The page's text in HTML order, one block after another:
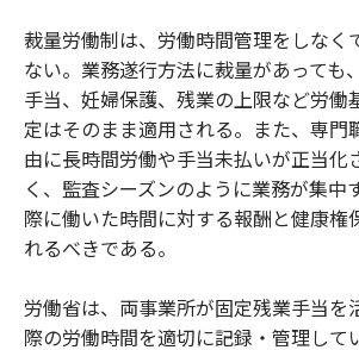
裁量労働制は、労働時間管理をしなく
ない。業務遂行方法に裁量があっても
手当、妊婦保護、残業の上限など労働
定はそのまま適用される。また、専門
由に長時間労働や手当未払いが正当化
く、監査シーズンのように業務が集中
際に働いた時間に対する報酬と健康権
れるべきである。
労働省は、両事業所が固定残業手当を
際の労働時間を適切に記録・管理して